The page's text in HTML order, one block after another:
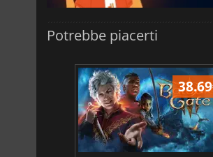
Potrebbe piacerti
38.69